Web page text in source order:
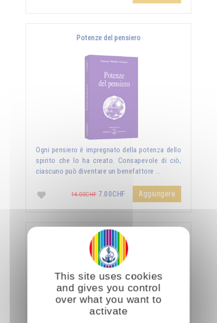
Potenze del pensiero
Ogni pensiero è impregnato della potenza dello
spirito che lo ha creato. Consapevole di ciò,
ciascuno può diventare un benefattore …
14.00CHF7.00CHF Aggiungere
La sessualità forza del cielo
This site uses cookies
and gives you control
over what you want to
activate